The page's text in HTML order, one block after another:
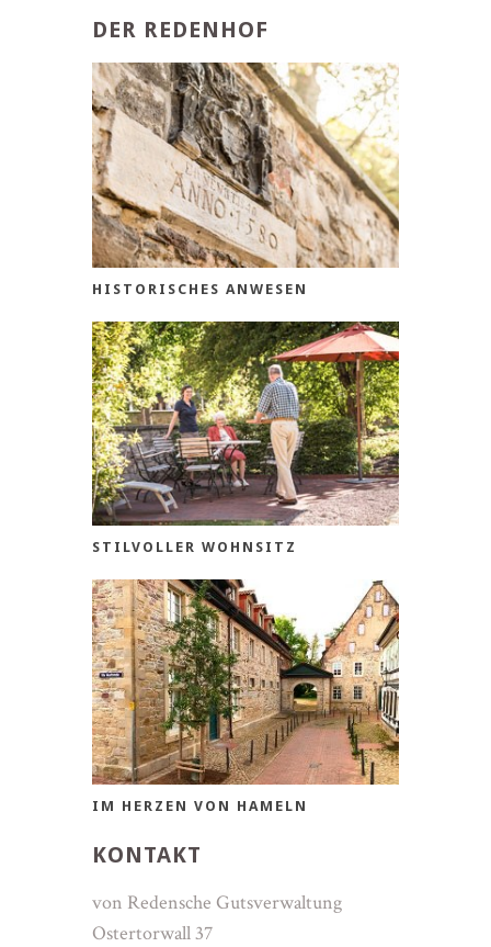
DER REDENHOF
HISTORISCHES ANWESEN
STILVOLLER WOHNSITZ
IM HERZEN VON HAMELN
KONTAKT
von Redensche Gutsverwaltung
Ostertorwall 37